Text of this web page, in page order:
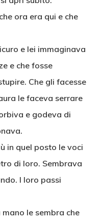
ora era qui e che
e lei immaginava
e che fosse
Che gli facesse
le faceva serrare
e godeva di
in quel posto le voci
di loro. Sembrava
I loro passi
le sembra che